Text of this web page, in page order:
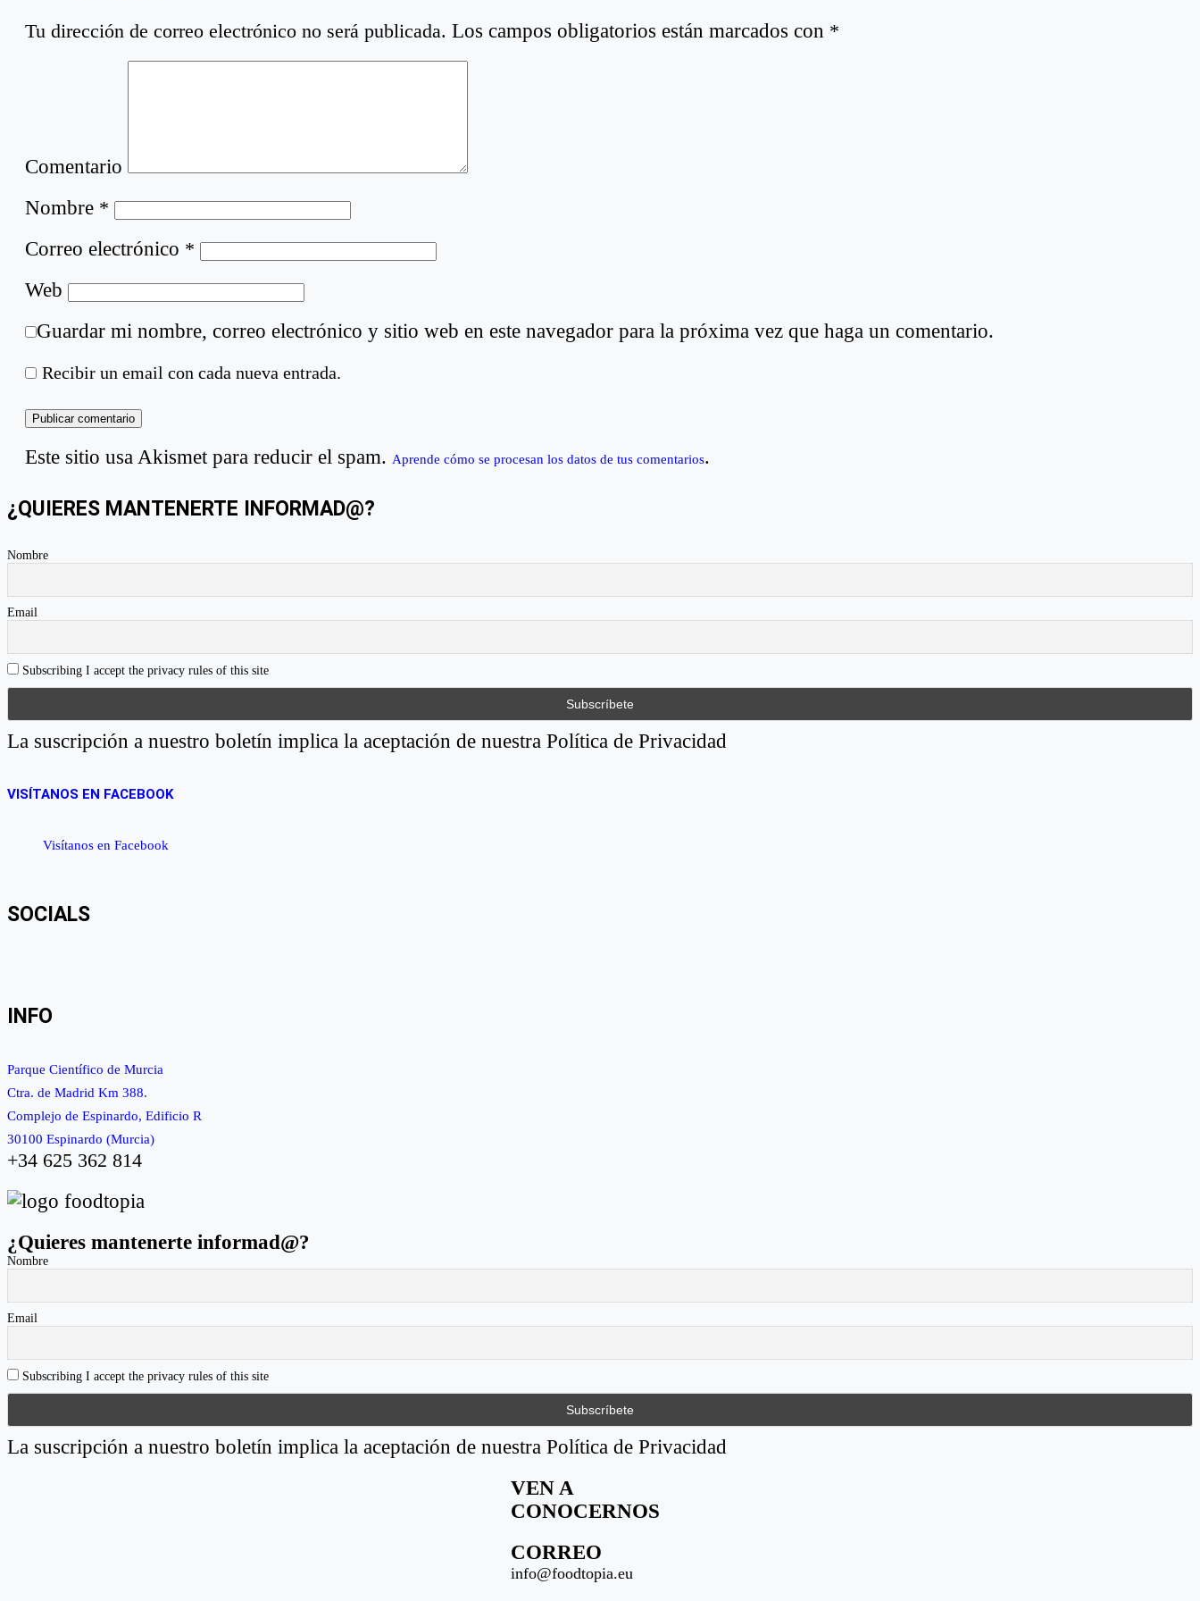
Tu dirección de correo electrónico no será publicada. Los campos obligatorios están marcados con *
Comentario
Nombre *
Correo electrónico *
Web
Guardar mi nombre, correo electrónico y sitio web en este navegador para la próxima vez que haga un comentario.
Recibir un email con cada nueva entrada.
Este sitio usa Akismet para reducir el spam. Aprende cómo se procesan los datos de tus comentarios.
¿QUIERES MANTENERTE INFORMAD@?
Nombre
Email
Subscribing I accept the privacy rules of this site
La suscripción a nuestro boletín implica la aceptación de nuestra Política de Privacidad
VISÍTANOS EN FACEBOOK
Visítanos en Facebook
SOCIALS
de
Facebook
Twitter
Instagram
INFO
Parque Científico de Murcia
Ctra. de Madrid Km 388.
Complejo de Espinardo, Edificio R
30100 Espinardo (Murcia)
+34 625 362 814
¿Quieres mantenerte informad@?
Nombre
Email
Subscribing I accept the privacy rules of this site
La suscripción a nuestro boletín implica la aceptación de nuestra Política de Privacidad
VEN A
CONOCERNOS
CORREO
info@foodtopia.eu